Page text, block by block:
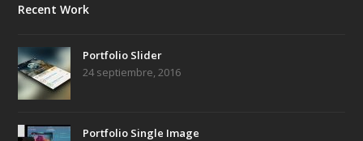
Recent Work
Portfolio Slider
24 septiembre, 2016
Portfolio Single Image